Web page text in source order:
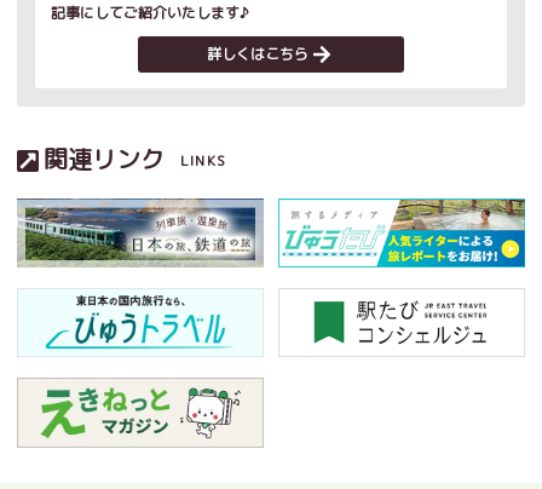
記事にしてご紹介いたします♪
詳しくはこちら
関連リンク LINKS